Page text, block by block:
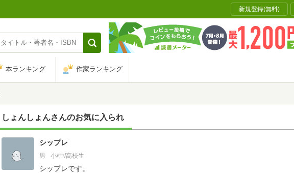
新規登録(無料)
本ランキング 作家ランキング
しょんしょんさんのお気に入られ
シップレ
男 小/中/高校生
シップレです。